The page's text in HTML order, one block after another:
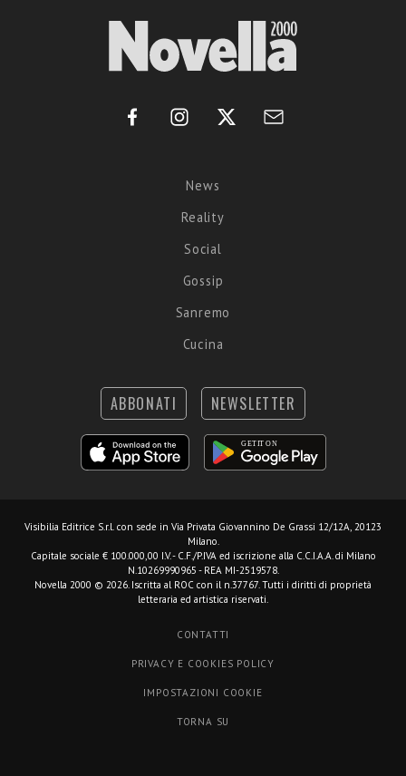
News
Reality
Social
Gossip
Sanremo
Cucina
ABBONATI NEWSLETTER
Visibilia Editrice S.r.l. con sede in Via Privata Giovannino De Grassi 12/12A, 20123
Milano.
Capitale sociale € 100.000,00 I.V. - C.F./P.IVA ed iscrizione alla C.C.I.A.A. di Milano
N.10269990965 - REA MI-2519578.
Novella 2000 © 2026. Iscritta al ROC con il n.37767. Tutti i diritti di proprietà
letteraria ed artistica riservati.
CONTATTI
PRIVACY E COOKIES POLICY
IMPOSTAZIONI COOKIE
TORNA SU